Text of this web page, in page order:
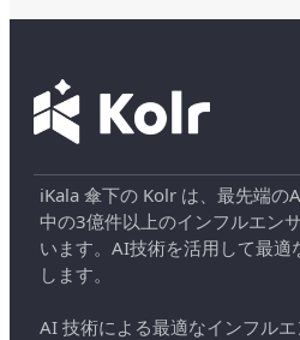
iKala 傘下の Kolr は、最先端の
中の3億件以上のインフルエン
います。AI技術を活用して最
します。
AI 技術による最適なインフル